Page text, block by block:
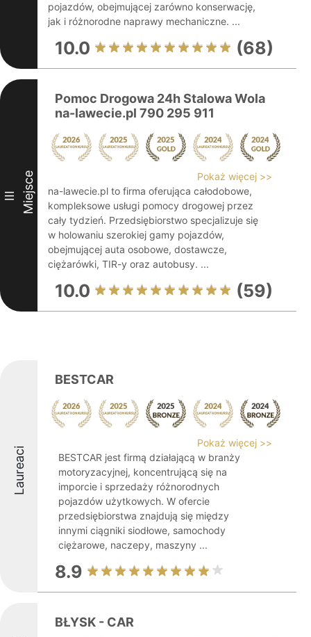
pojazdów, obejmującej zarówno konserwację,
jak i różnorodne naprawy mechaniczne. ...
10.0 (68)
III Miejsce
Pomoc Drogowa 24h Stalowa Wola
na-lawecie.pl 790 295 911
Pokaż więcej >>
na-lawecie.pl to firma oferująca całodobowe,
kompleksowe usługi pomocy drogowej przez
cały tydzień. Przedsiębiorstwo specjalizuje się
w holowaniu szerokiej gamy pojazdów,
obejmującej auta osobowe, dostawcze,
ciężarówki, TIR-y oraz autobusy. ...
10.0 (59)
Laureaci
BESTCAR
Pokaż więcej >>
BESTCAR jest firmą działającą w branży
motoryzacyjnej, koncentrującą się na
imporcie i sprzedaży różnorodnych
pojazdów użytkowych. W ofercie
przedsiębiorstwa znajdują się między
innymi ciągniki siodłowe, samochody
ciężarowe, naczepy, maszyny ...
8.9
BŁYSK - CAR